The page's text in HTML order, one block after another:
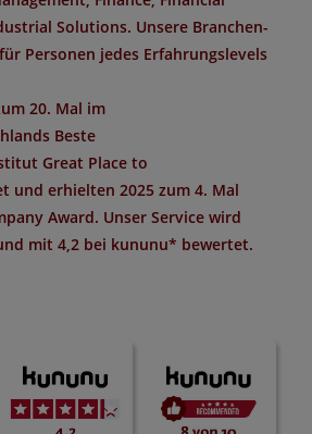
Solutions. Unsere Branchen-
Personen jedes Erfahrungslevels
20. Mal im
Beste
Great Place to
und erhielten 2025 zum 4. Mal
Award. Unser Service wird
mit 4,2 bei kununu* bewertet.